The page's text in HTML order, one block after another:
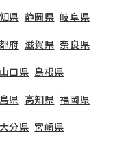
県 静岡県 岐阜県
府 滋賀県 奈良県
山口県 島根県
県 高知県 福岡県
大分県 宮崎県